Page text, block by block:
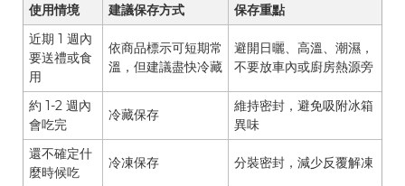
使用情境 建議保存方式
保存重點
近期 1 週內
要送禮或食
用
依商品標示可短期常
溫，但建議盡快冷藏
避開日曬、高溫、潮濕，
不要放車內或廚房熱源旁
約 1-2 週內
會吃完
冷藏保存
維持密封，避免吸附冰箱
異味
還不確定什
麼時候吃
冷凍保存 分裝密封，減少反覆解凍